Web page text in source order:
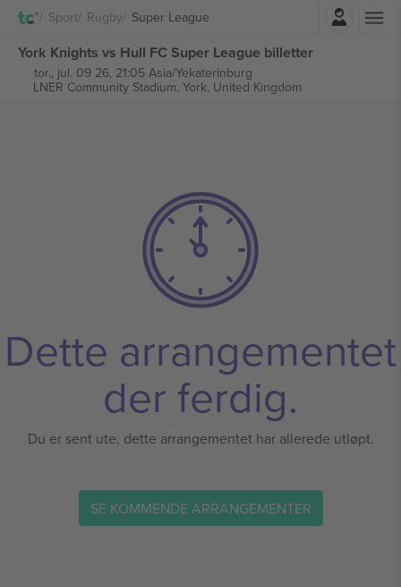
Sport Rugby Super League
York Knights vs Hull FC Super League billetter
tor., jul. 09 26, 21:05 Asia/Yekaterinburg
LNER Community Stadium, York, United Kingdom
Dette arrangementet
der ferdig.
Du er sent ute, dette arrangementet har allerede utløpt.
SE KOMMENDE ARRANGEMENTER